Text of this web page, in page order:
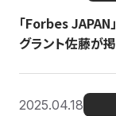
「Forbes JAPAN
グラント佐藤が
2025.04.18